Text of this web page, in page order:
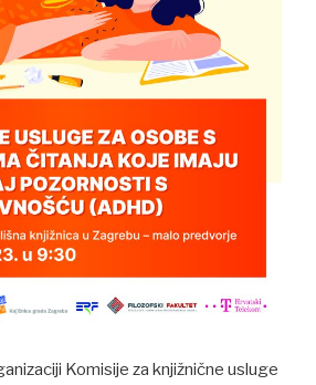
Komisije za knjižnične usluge